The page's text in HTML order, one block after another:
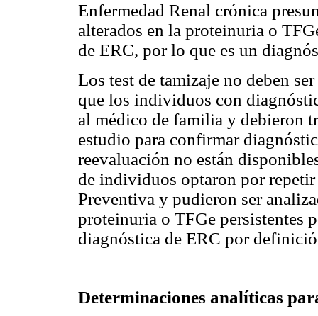
Enfermedad Renal crónica
alterados en la proteinuria o
de ERC, por lo que es un
Los test de tamizaje no deben
que los individuos con
al médico de familia y debieron
estudio para confirmar
reevaluación no están
de individuos optaron por
Preventiva y pudieron ser
proteinuria o TFGe persistentes
diagnóstica de ERC por
Determinaciones analíticas